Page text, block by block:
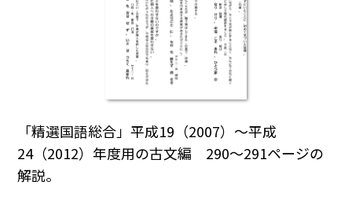
「精選国語総合」平成19（2007）～平成
24（2012）年度用の古文編 290～291ページの
解説。